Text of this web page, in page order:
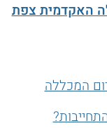
האקדמית צפת
המכללה